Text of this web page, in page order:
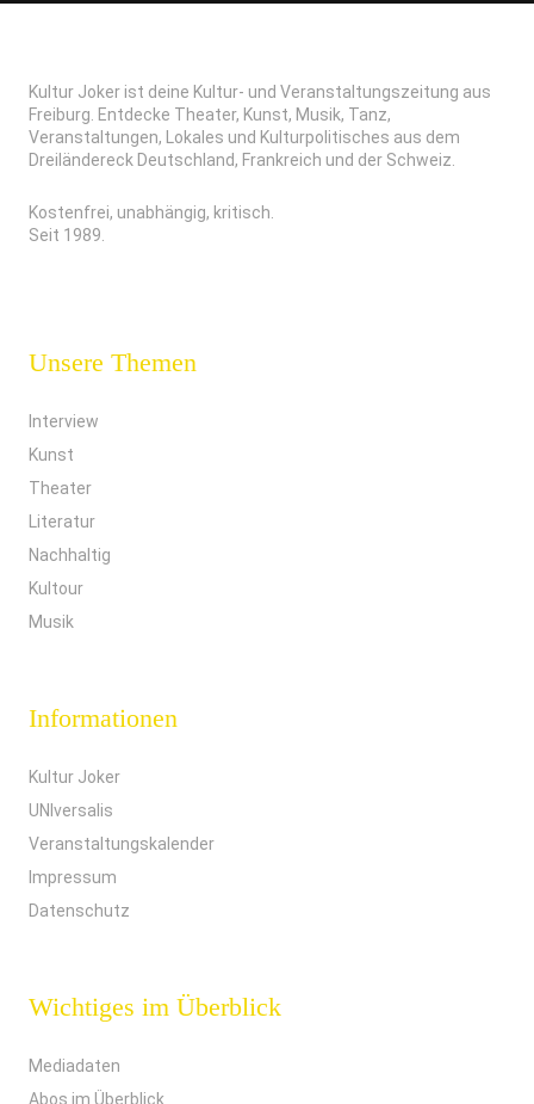
Kultur Joker ist deine Kultur- und Veranstaltungszeitung aus
Freiburg. Entdecke Theater, Kunst, Musik, Tanz,
Veranstaltungen, Lokales und Kulturpolitisches aus dem
Dreiländereck Deutschland, Frankreich und der Schweiz.
Kostenfrei, unabhängig, kritisch.
Seit 1989.
Unsere Themen
Interview
Kunst
Theater
Literatur
Nachhaltig
Kultour
Musik
Informationen
Kultur Joker
UNIversalis
Veranstaltungskalender
Impressum
Datenschutz
Wichtiges im Überblick
Mediadaten
Abos im Überblick